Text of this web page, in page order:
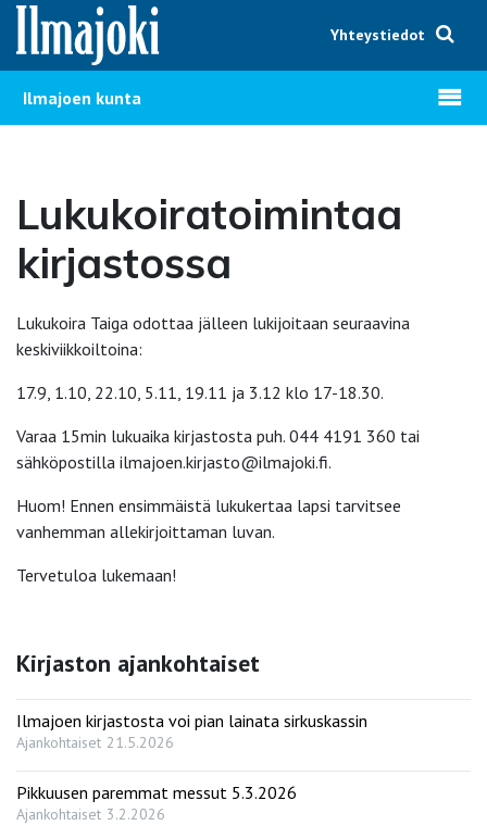
Hyppää sisältöön
Yhteystiedot
Ilmajoen kunta Avaa
Lukukoiratoimintaa
kirjastossa
Lukukoira Taiga odottaa jälleen lukijoitaan seuraavina
keskiviikkoiltoina:
17.9, 1.10, 22.10, 5.11, 19.11 ja 3.12 klo 17-18.30.
Varaa 15min lukuaika kirjastosta puh. 044 4191 360 tai
sähköpostilla ilmajoen.kirjasto@ilmajoki.fi.
Huom! Ennen ensimmäistä lukukertaa lapsi tarvitsee
vanhemman allekirjoittaman luvan.
Tervetuloa lukemaan!
Kirjaston ajankohtaiset
Ilmajoen kirjastosta voi pian lainata sirkuskassin
Ajankohtaiset 21.5.2026
Pikkuusen paremmat messut 5.3.2026
Ajankohtaiset 3.2.2026